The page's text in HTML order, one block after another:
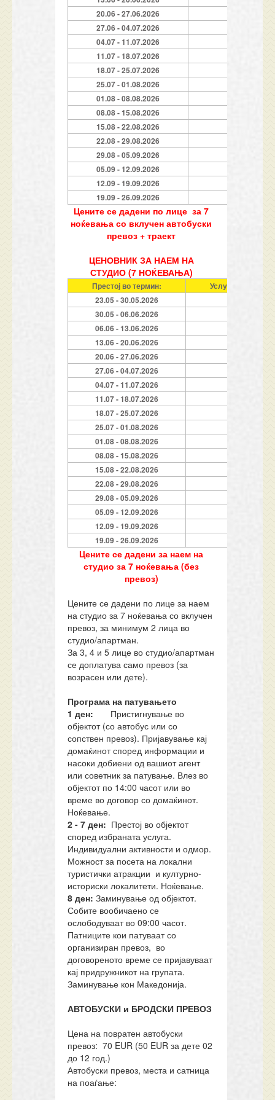
20.06 - 27.06.2026
27.06 - 04.07.2026
04.07 - 11.07.2026
11.07 - 18.07.2026
18.07 - 25.07.2026
25.07 - 01.08.2026
01.08 - 08.08.2026
08.08 - 15.08.2026
15.08 - 22.08.2026
22.08 - 29.08.2026
29.08 - 05.09.2026
05.09 - 12.09.2026
12.09 - 19.09.2026
19.09 - 26.09.2026
Цените се дадени по лице за 7
ноќевања со вклучен автобуски
превоз + траект
ЦЕНОВНИК ЗА НАЕМ НА
СТУДИО (7 НОЌЕВАЊА)
Престој во термин:
Услуга
23.05 - 30.05.2026
30.05 - 06.06.2026
06.06 - 13.06.2026
13.06 - 20.06.2026
20.06 - 27.06.2026
27.06 - 04.07.2026
04.07 - 11.07.2026
11.07 - 18.07.2026
18.07 - 25.07.2026
25.07 - 01.08.2026
01.08 - 08.08.2026
08.08 - 15.08.2026
15.08 - 22.08.2026
22.08 - 29.08.2026
29.08 - 05.09.2026
05.09 - 12.09.2026
12.09 - 19.09.2026
19.09 - 26.09.2026
Цените се дадени за наем на
студио за 7 ноќевања (без
превоз)
Цените се дадени по лице за наем
на студио за 7 ноќевања со вклучен
превоз, за минимум 2 лица во
студио/апартман.
За 3, 4 и 5 лице во студио/апартман
се доплатува само превоз (за
возрасен или дете).
Програма на патувањето
1 ден:
Пристигнување во
објектот (со автобус или со
сопствен превоз). Пријавување кај
домаќинот според информации и
насоки добиени од вашиот агент
или советник за патување. Влез во
објектот по 14:00 часот или во
време во договор со домаќинот.
Ноќевање.
2 - 7 ден: Престој во објектот
според избраната услуга.
Индивидуални активности и одмор.
Можност за посета на локални
туристички атракции и културно-
историски локалитети. Ноќевање.
8 ден: Заминување од објектот.
Собите вообичаено се
ослободуваат во 09:00 часот.
Патниците кои патуваат со
организиран превоз, во
договореното време се пријавуваат
кај придружникот на групата.
Заминување кон Македонија.
АВТОБУСКИ и БРОДСКИ ПРЕВОЗ
Цена на повратен автобуски
превоз: 70 EUR (50 EUR за дете 02
до 12 год.)
Автобуски превоз, места и сатница
на поаѓање: